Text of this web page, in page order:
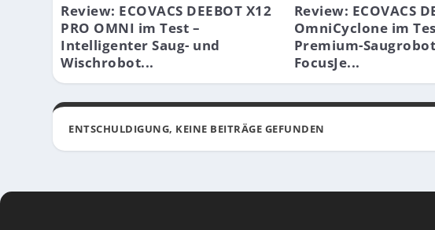
Review: ECOVACS DEEBOT X12
PRO OMNI im Test –
Intelligenter Saug- und
Wischrobot...
Review: ECOVACS
OmniCyclone im
Premium-
FocusJe...
ENTSCHULDIGUNG, KEINE BEITRÄGE GEFUNDEN